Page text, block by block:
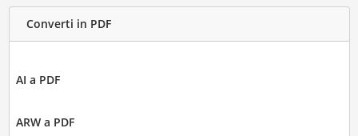
Converti in PDF
AI a PDF
ARW a PDF